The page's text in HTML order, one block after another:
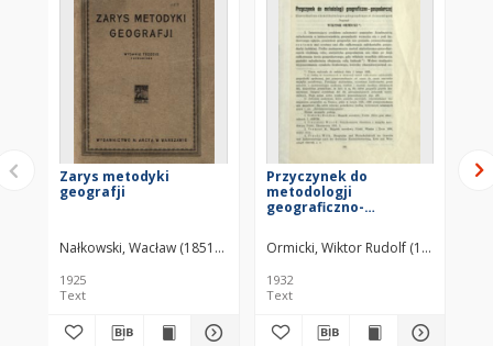
Zarys metodyki
geografji
Nałkowski, Wacław (1851–1911)
1925
Text
Przyczynek do
metodologji
geograficzno-
(Contribution a la
méthodologie
économique)
Ormicki, Wiktor Rudolf (1898–1941)
1932
Text